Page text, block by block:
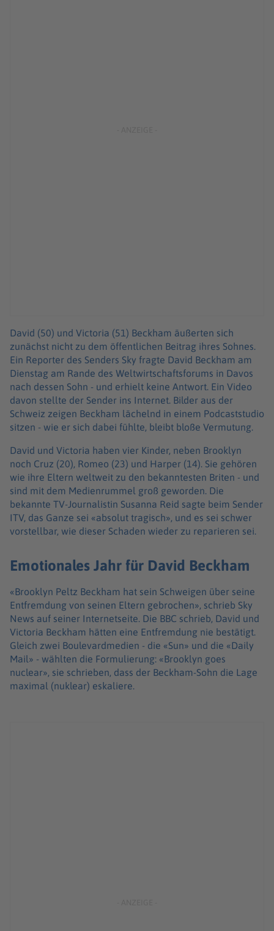
David (50) und Victoria (51) Beckham äußerten sich
zunächst nicht zu dem öffentlichen Beitrag ihres Sohnes.
Ein Reporter des Senders Sky fragte David Beckham am
Dienstag am Rande des Weltwirtschaftsforums in Davos
nach dessen Sohn - und erhielt keine Antwort. Ein Video
davon stellte der Sender ins Internet. Bilder aus der
Schweiz zeigen Beckham lächelnd in einem Podcaststudio
sitzen - wie er sich dabei fühlte, bleibt bloße Vermutung.
David und Victoria haben vier Kinder, neben Brooklyn
noch Cruz (20), Romeo (23) und Harper (14). Sie gehören
wie ihre Eltern weltweit zu den bekanntesten Briten - und
sind mit dem Medienrummel groß geworden. Die
bekannte TV-Journalistin Susanna Reid sagte beim Sender
ITV, das Ganze sei «absolut tragisch», und es sei schwer
vorstellbar, wie dieser Schaden wieder zu reparieren sei.
Emotionales Jahr für David Beckham
«Brooklyn Peltz Beckham hat sein Schweigen über seine
Entfremdung von seinen Eltern gebrochen», schrieb Sky
News auf seiner Internetseite. Die BBC schrieb, David und
Victoria Beckham hätten eine Entfremdung nie bestätigt.
Gleich zwei Boulevardmedien - die «Sun» und die «Daily
Mail» - wählten die Formulierung: «Brooklyn goes
nuclear», sie schrieben, dass der Beckham-Sohn die Lage
maximal (nuklear) eskaliere.